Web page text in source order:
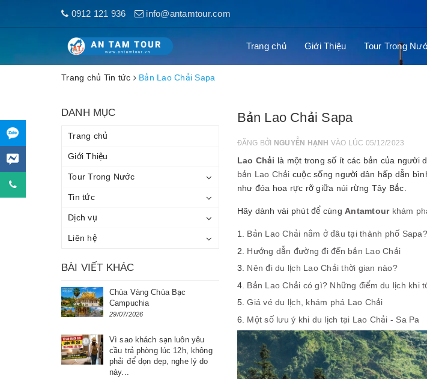
0912 121 936 info@antamtour.com
Trang chủ Giới Thiệu Tour Trong
Trang chủ Tin tức Bản Lao Chải Sapa
Bản Lao Chải Sapa
ĐĂNG BỞI NGUYỄN HẠNH VÀO LÚC 05/12/2023
Lao Chải là một trong số ít các bản của người
bản Lao Chải cuộc sống người dân hấp dẫn
như đóa hoa rực rỡ giữa núi rừng Tây Bắc.
Hãy dành vài phút để cùng Antamtour khám
Bản Lao Chải nằm ở đâu tại thành phố Sapa?
Hướng dẫn đường đi đến bản Lao Chải
Nên đi du lịch Lao Chải thời gian nào?
Bản Lao Chải có gì? Những điểm du lịch khi
Giá vé du lịch, khám phá Lao Chải
Một số lưu ý khi du lịch tại Lao Chải - Sa Pa
DANH MỤC
Trang chủ
Giới Thiệu
Tour Trong Nước
Tin tức
Dịch vụ
Liên hệ
BÀI VIẾT KHÁC
Chùa Vàng Chùa Bạc
Campuchia
29/07/2026
Vì sao khách sạn luôn yêu
cầu trả phòng lúc 12h, không
phải để dọn dẹp, nghe lý do
này...